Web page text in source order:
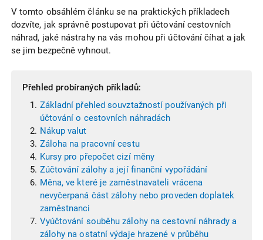
V tomto obsáhlém článku se na praktických příkladech
dozvíte, jak správně postupovat při účtování cestovních
náhrad, jaké nástrahy na vás mohou při účtování číhat a jak
se jim bezpečně vyhnout.
Přehled probíraných příkladů:
Základní přehled souvztažností používaných při
účtování o cestovních náhradách
Nákup valut
Záloha na pracovní cestu
Kursy pro přepočet cizí měny
Zúčtování zálohy a její finanční vypořádání
Měna, ve které je zaměstnavateli vrácena
nevyčerpaná část zálohy nebo proveden doplatek
zaměstnanci
Vyúčtování souběhu zálohy na cestovní náhrady a
zálohy na ostatní výdaje hrazené v průběhu